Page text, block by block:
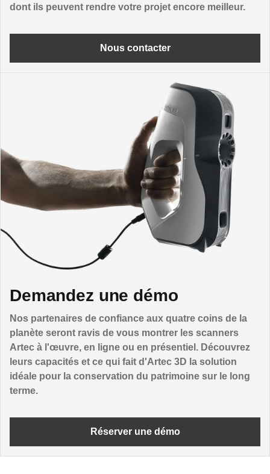
dont ils peuvent rendre votre projet encore meilleur.
Nous contacter
Demandez une démo
Nos partenaires de confiance aux quatre coins de la
planète seront ravis de vous montrer les scanners
Artec à l'œuvre, en ligne ou en présentiel. Découvrez
leurs capacités et ce qui fait d'Artec 3D la solution
idéale pour la conservation du patrimoine sur le long
terme.
Réserver une démo